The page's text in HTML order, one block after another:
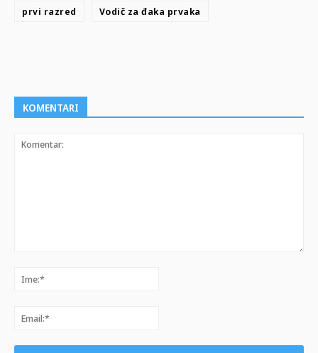
prvi razred Vodič za đaka prvaka
KOMENTARI